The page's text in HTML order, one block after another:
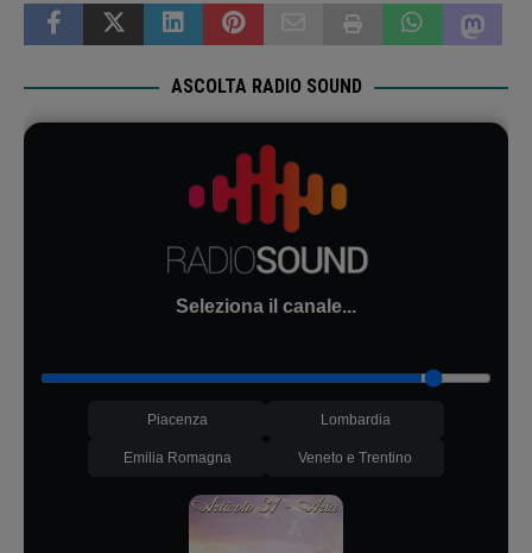
ASCOLTA RADIO SOUND
Seleziona il canale...
Piacenza Lombardia
Emilia Romagna Veneto e Trentino